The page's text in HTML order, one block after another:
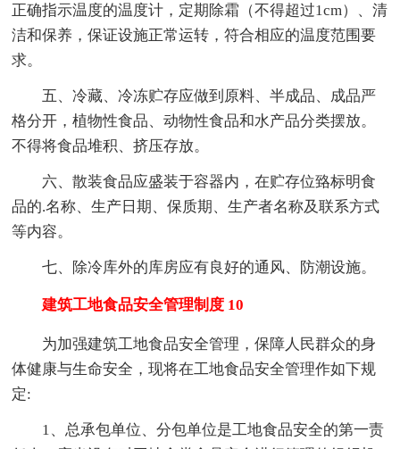
正确指示温度的温度计，定期除霜（不得超过1cm）、清
洁和保养，保证设施正常运转，符合相应的温度范围要
求。
五、冷藏、冷冻贮存应做到原料、半成品、成品严
格分开，植物性食品、动物性食品和水产品分类摆放。
不得将食品堆积、挤压存放。
六、散装食品应盛装于容器内，在贮存位臵标明食
品的.名称、生产日期、保质期、生产者名称及联系方式
等内容。
七、除冷库外的库房应有良好的通风、防潮设施。
建筑工地食品安全管理制度 10
为加强建筑工地食品安全管理，保障人民群众的身
体健康与生命安全，现将在工地食品安全管理作如下规
定:
1、总承包单位、分包单位是工地食品安全的第一责